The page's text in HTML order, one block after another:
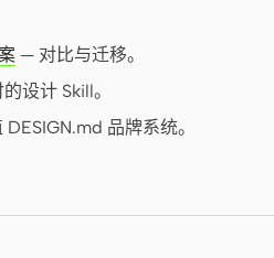
— 对比与迁移。
设计 Skill。
品牌系统。